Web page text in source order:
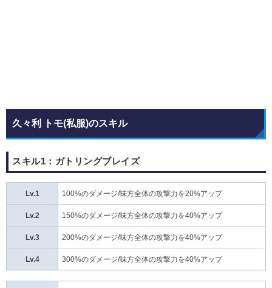
久々利 トモ(私服)のスキル
スキル1：ガトリングブレイズ
Lv.1 100%のダメージ/味方全体の攻撃力を20%アップ
Lv.2 150%のダメージ/味方全体の攻撃力を40%アップ
Lv.3 200%のダメージ/味方全体の攻撃力を40%アップ
Lv.4 300%のダメージ/味方全体の攻撃力を40%アップ